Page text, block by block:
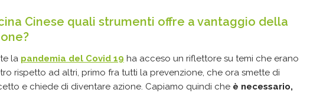
Cinese quali strumenti offre a vantaggio della
la pandemia del Covid 19 ha acceso un riflettore su temi che erano
rispetto ad altri, primo fra tutti la prevenzione, che ora smette di
e chiede di diventare azione. Capiamo quindi che è necessario,